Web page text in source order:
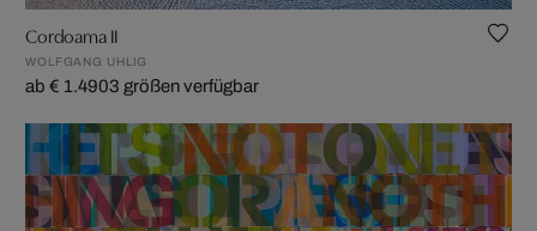
Cordoama II
WOLFGANG UHLIG
ab € 1.4903 größen verfügbar